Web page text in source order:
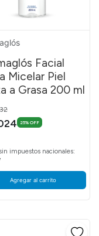
Facial
Micelar Piel
a Grasa 200 ml
from
25% OFF
impuestos nacionales:
Agregar al carrito